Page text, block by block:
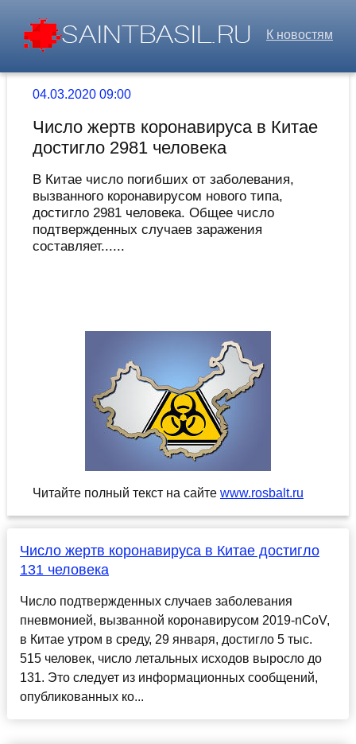
К новостям
04.03.2020 09:00
Число жертв коронавируса в Китае
достигло 2981 человека
В Китае число погибших от заболевания,
вызванного коронавирусом нового типа,
достигло 2981 человека. Общее число
подтвержденных случаев заражения
составляет......
Читайте полный текст на сайте www.rosbalt.ru
Число жертв коронавируса в Китае достигло
131 человека
Число подтвержденных случаев заболевания
пневмонией, вызванной коронавирусом 2019-nCoV,
в Китае утром в среду, 29 января, достигло 5 тыс.
515 человек, число летальных исходов выросло до
131. Это следует из информационных сообщений,
опубликованных ко...